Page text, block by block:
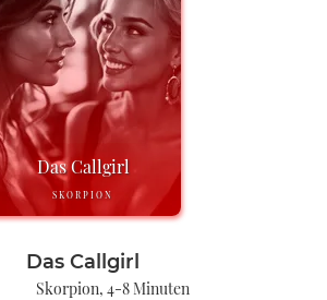
Das Callgirl
SKORPION
Das Callgirl
Skorpion 4-8 Minuten